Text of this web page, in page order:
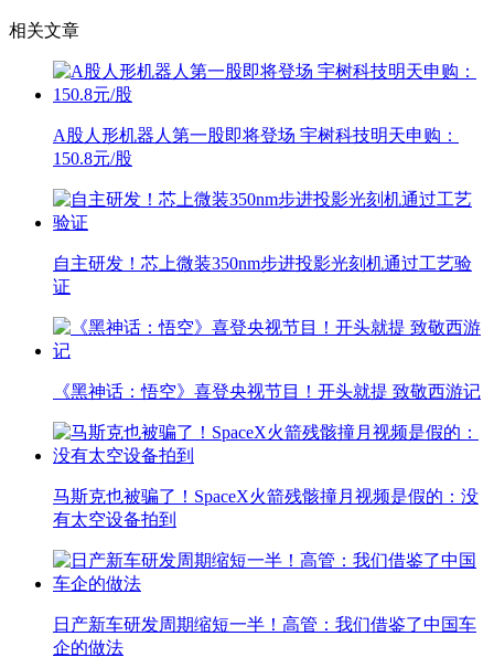
相关文章
A股人形机器人第一股即将登场 宇树科技明天申购：
150.8元/股
自主研发！芯上微装350nm步进投影光刻机通过工艺验
证
《黑神话：悟空》喜登央视节目！开头就提 致敬西游记
马斯克也被骗了！SpaceX火箭残骸撞月视频是假的：没
有太空设备拍到
日产新车研发周期缩短一半！高管：我们借鉴了中国车
企的做法